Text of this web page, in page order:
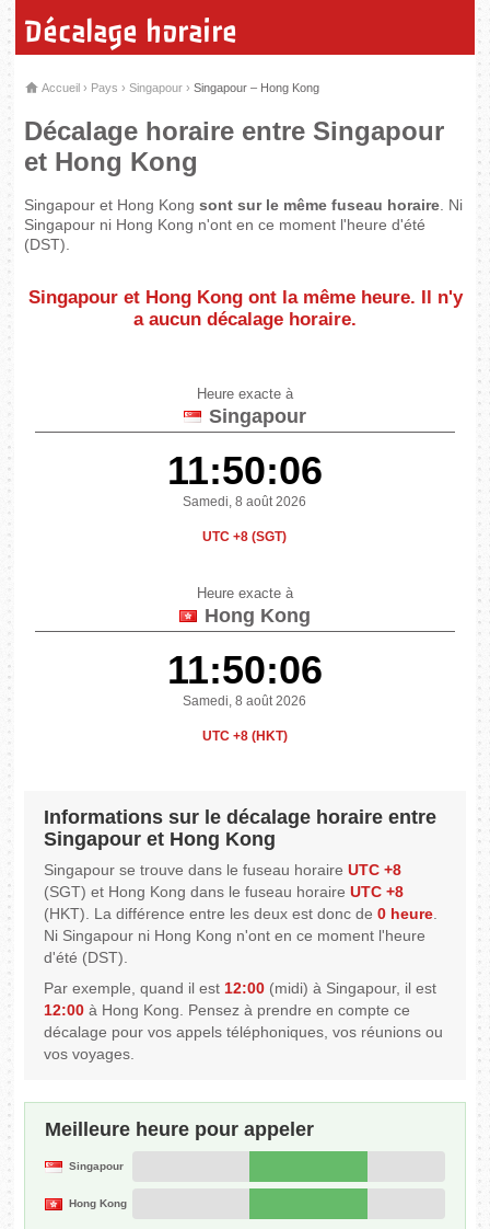
Décalage horaire
Accueil › Pays ›Singapour ›Singapour – Hong Kong
Décalage horaire entre Singapour
et Hong Kong
Singapour et Hong Kongsont sur le même fuseau horaire . Ni
Singapour ni Hong Kong n'ont en ce moment l'heure d'été
(DST).
Singapour et Hong Kong ont la même heure. Il n'y
a aucun décalage horaire.
Heure exacte à
Singapour
11:50:06
Samedi, 8 août 2026
UTC +8 (SGT)
Heure exacte à
Hong Kong
11:50:06
Samedi, 8 août 2026
UTC +8 (HKT)
Informations sur le décalage horaire entre
Singapour et Hong Kong
Singapour se trouve dans le fuseau horaireUTC +8
(SGT) et Hong Kong dans le fuseau horaireUTC +8
(HKT). La différence entre les deux est donc de0 heure.
Ni Singapour ni Hong Kong n'ont en ce moment l'heure
d'été (DST).
Par exemple, quand il est12:00 (midi) à Singapour, il est
12:00 à Hong Kong. Pensez à prendre en compte ce
décalage pour vos appels téléphoniques, vos réunions ou
vos voyages.
Meilleure heure pour appeler
Singapour
Hong Kong